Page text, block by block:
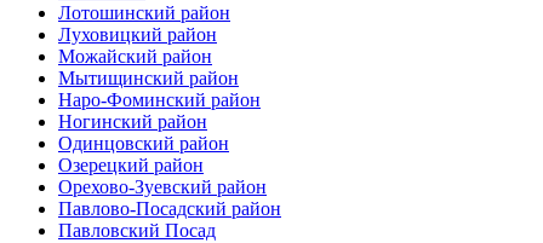
Лотошинский район
Луховицкий район
Можайский район
Мытищинский район
Наро-Фоминский район
Ногинский район
Одинцовский район
Озерецкий район
Орехово-Зуевский район
Павлово-Посадский район
Павловский Посад